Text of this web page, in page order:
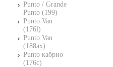
Punto / Grande
Punto (199)
Punto Van
(176l)
Punto Van
(188ax)
Punto кабрио
(176c)